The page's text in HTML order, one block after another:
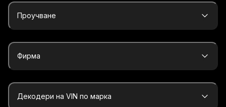
Проучване
Фирма
Декодери на VIN по марка